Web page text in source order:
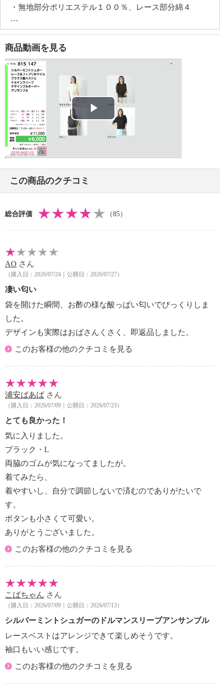
・無地部分ポリエステル１００％、レース部分綿４
５％、ナイロン２５％、レーヨン２５％
・、再生繊維（セルロース）４％、ポリエステル１％
【メンテナンス（絵表示ラベル）】
・手洗い：可
・漂白処理：塩素系・酸素系漂白不可
・タンブル乾燥：不可
・自然乾燥：日陰の吊り干し
・アイロン仕上げ：可（中温）
・ドライクリーニング：石油系ドライクリーニング可
【メンテナンス（ケアラベル）】
＜ライトグレージュ、ブラウン、グレー、ブラック＞
過度な力をかけない
＜ライトグレージュ、ブラウン、グレー、ブラック＞
＜ブラウン、グレー、ブラック＞水や汗などによる色
＜グレー＞長時間照射による変退色注意
【個体差あり】
・個体差あり
・中国製
＜プルオーバー＞
【詳細】
・袖の長さ：七分袖
・裏地：なし
・裾スリット：なし
・ポケット：なし
【素材】
【メンテナンス（絵表示ラベル）】
・手洗い：可
・漂白処理：塩素系・酸素系漂白不可
・タンブル乾燥：不可
・自然乾燥：日陰の吊り干し
・アイロン仕上げ：可（低温）
【メンテナンス（ケアラベル）】
＜ライトグレージュ、ブラウン、グレー、ブラック＞
毛玉が生じるおそれあり
＜ライトグレージュ、ブラウン、グレー、ブラック＞
ネット使用
＜ブラウン、グレー、ブラック＞水や汗などによる色
落ち、色移り注意
＜ブラック＞摩擦による色落ち、色移り注意
商品動画を見る
Play
Video
この商品のクチコミ
総合評価 （85）
AO さん
（購入日：2026/07/24｜公開日：2026/07/27）
凄い匂い
袋を開けた瞬間、お酢の様な酸っぱい匂いでびっくりしま
した。
デザインも実際はおばさんくさく、即返品しました。
このお客様の他のクチコミを見る
浦安ばあば さん
（購入日：2026/07/09｜公開日：2026/07/23）
とても良かった！
気に入りました。
ブラック・L
両脇のゴムが気になってましたが。
着てみたら、
着やすいし、自分で調節しないで済むのでありがたいで
す。
ボタンも小さくて可愛い。
ありがとうございました。
このお客様の他のクチコミを見る
こばちゃん さん
（購入日：2026/07/09｜公開日：2026/07/13）
シルバーミントシュガーのドルマンスリーブアンサンブル
レースベストはアレンジできて楽しめそうです。
袖口もいい感じです。
このお客様の他のクチコミを見る